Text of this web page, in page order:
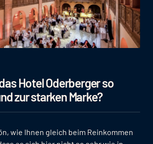
Hotel Oderberger so
zur starken Marke?
wie Ihnen gleich beim Reinkommen